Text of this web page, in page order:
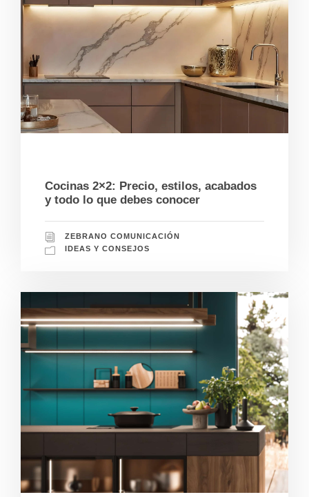
Cocinas 2×2: Precio, estilos, acabados
y todo lo que debes conocer
ZEBRANO COMUNICACIÓN
IDEAS Y CONSEJOS